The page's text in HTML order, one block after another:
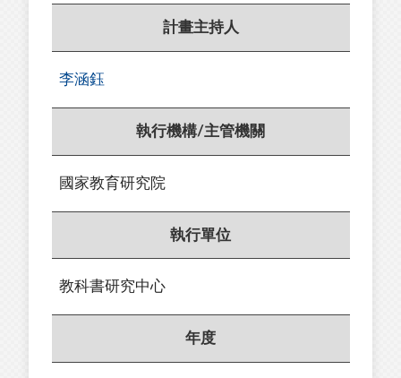
計畫主持人
李涵鈺
執行機構/主管機關
國家教育研究院
執行單位
教科書研究中心
年度